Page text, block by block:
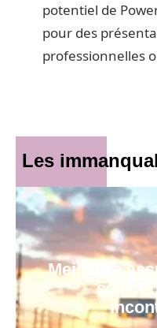
potentiel de
pour des
professionnelles
Les
Meilleure